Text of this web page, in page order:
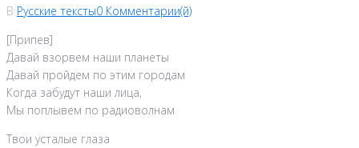
В Русские тексты0 Комментарии(й)
[Припев]
Давай взорвем наши планеты
Давай пройдем по этим городам
Когда забудут наши лица,
Мы поплывем по радиоволнам
Твои усталые глаза